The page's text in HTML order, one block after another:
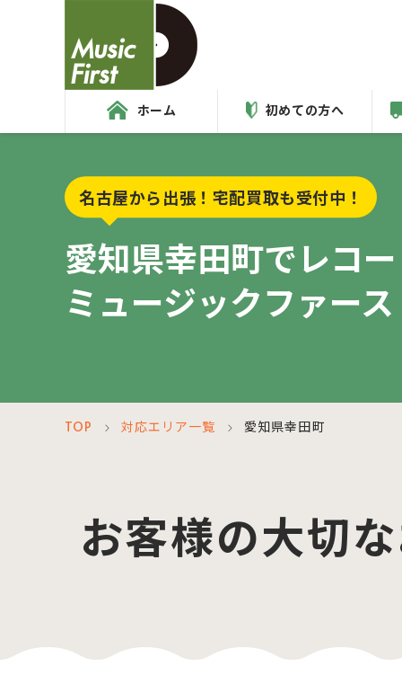
ホーム 初めての方へ
名古屋から出張！宅配買取も受付中！
愛知県幸田町でレコ
ミュージックファー
TOP ＞ 対応エリア一覧 ＞ 愛知県幸田町
お客様の大切な